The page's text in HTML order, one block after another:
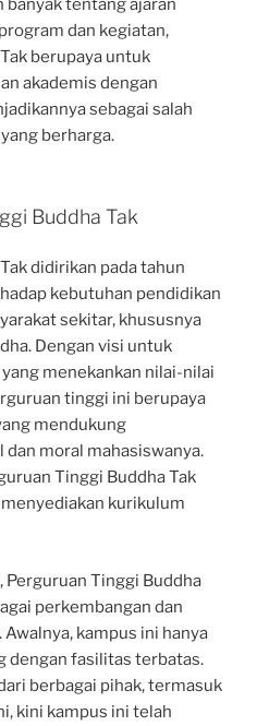
tentang ajaran
dan kegiatan,
berupaya untuk
akademis dengan
sebagai salah
berharga.
Buddha Tak
didirikan pada tahun
kebutuhan pendidikan
sekitar, khususnya
Dengan visi untuk
menekankan nilai-nilai
tinggi ini berupaya
mendukung
moral mahasiswanya.
Tinggi Buddha Tak
kurikulum
Tinggi Buddha
perkembangan dan
kampus ini hanya
dengan fasilitas terbatas.
berbagai pihak, termasuk
kini kampus ini telah